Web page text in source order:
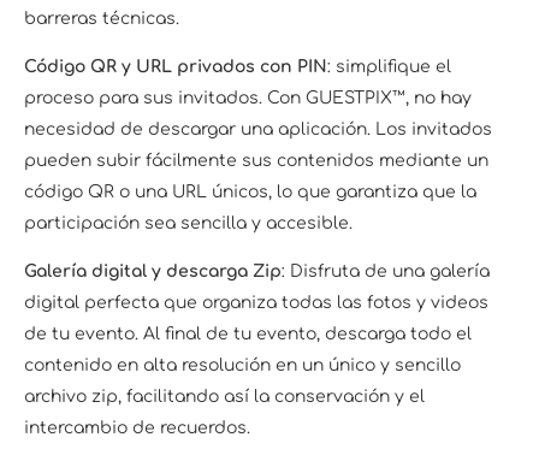
barreras técnicas.
Código QR y URL privados con PIN : simplifique el
proceso para sus invitados. Con GUESTPIX™, no hay
necesidad de descargar una aplicación. Los invitados
pueden subir fácilmente sus contenidos mediante un
código QR o una URL únicos, lo que garantiza que la
participación sea sencilla y accesible.
Galería digital y descarga Zip: Disfruta de una galería
digital perfecta que organiza todas las fotos y videos
de tu evento. Al final de tu evento, descarga todo el
contenido en alta resolución en un único y sencillo
archivo zip, facilitando así la conservación y el
intercambio de recuerdos.